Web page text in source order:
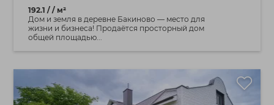
192.1 / / м²
Дом и земля в деревне Бакиново — место для
жизни и бизнеса! Продаётся просторный дом
общей площадью...